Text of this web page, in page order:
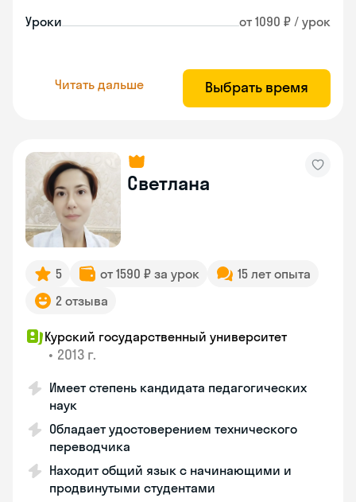
Уроки от 1090 ₽ / урок
Читать дальше Выбрать время
Светлана
5 от 1590 ₽ за урок
15 лет опыта
2 отзыва
Курский государственный университет
• 2013 г.
Имеет степень кандидата педагогических
наук
Обладает удостоверением технического
переводчика
Находит общий язык с начинающими и
продвинутыми студентами